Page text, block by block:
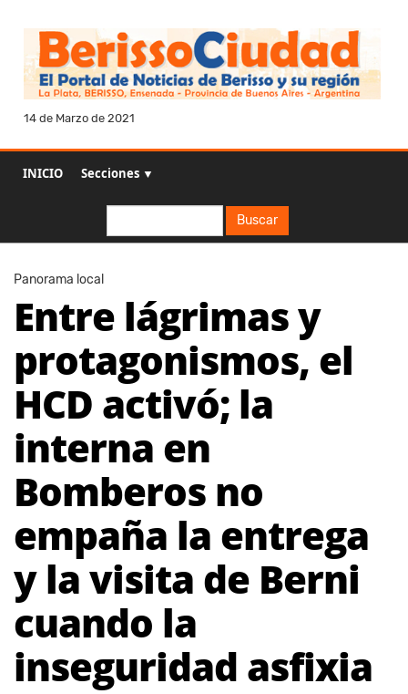
14 de Marzo de 2021
INICIO Secciones ▼
Buscar
Panorama local
Entre lágrimas y
protagonismos, el
HCD activó; la
interna en
Bomberos no
empaña la entrega
y la visita de Berni
cuando la
inseguridad asfixia